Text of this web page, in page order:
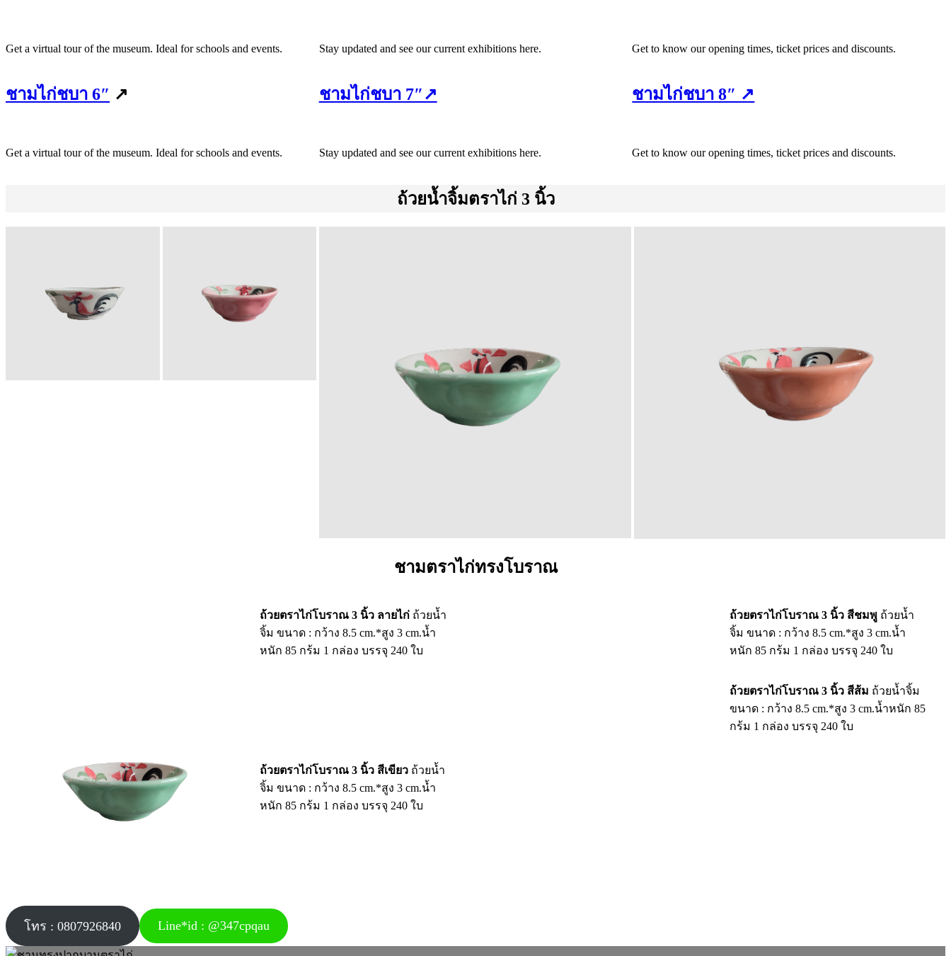
Get a virtual tour of the museum. Ideal for schools and events. Stay updated and see our current exhibitions here. Get to know our opening times, ticket prices and discounts.
ชามไก่ชบา 6″ ↗
Get a virtual tour of the museum. Ideal for schools and events.
ชามไก่ชบา 7″↗
Stay updated and see our current exhibitions here.
ชามไก่ชบา 8″ ↗
Get to know our opening times, ticket prices and discounts.
ถ้วยน้ำจิ้มตราไก่ 3 นิ้ว
ชามตราไก่ทรงโบราณ
ถ้วยตราไก่โบราณ 3 นิ้ว ลายไก่ถ้วยน้ำ
จิ้ม ขนาด : กว้าง 8.5 cm.*สูง 3 cm.น้ำ
หนัก 85 กร้ม 1 กล่อง บรรจุ 240 ใบ
ถ้วยตราไก่โบราณ 3 นิ้ว สีชมพู ถ้วยน้ำ
จิ้ม ขนาด : กว้าง 8.5 cm.*สูง 3 cm.น้ำ
หนัก 85 กร้ม 1 กล่อง บรรจุ 240 ใบ
ถ้วยตราไก่โบราณ 3 นิ้ว สีเขียว ถ้วยน้ำ
จิ้ม ขนาด : กว้าง 8.5 cm.*สูง 3 cm.น้ำ
หนัก 85 กร้ม 1 กล่อง บรรจุ 240 ใบ
ถ้วยตราไก่โบราณ 3 นิ้ว สีส้ม ถ้วยน้ำจิ้ม
ขนาด : กว้าง 8.5 cm.*สูง 3 cm.น้ำหนัก 85
กร้ม 1 กล่อง บรรจุ 240 ใบ
โทร : 0807926840 Line*id : @347cpqau